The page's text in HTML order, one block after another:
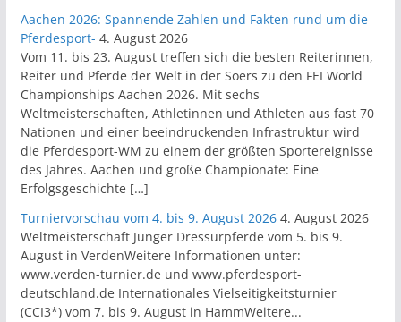
Aachen 2026: Spannende Zahlen und Fakten rund um die
Pferdesport- 4. August 2026
Vom 11. bis 23. August treffen sich die besten Reiterinnen,
Reiter und Pferde der Welt in der Soers zu den FEI World
Championships Aachen 2026. Mit sechs
Weltmeisterschaften, Athletinnen und Athleten aus fast 70
Nationen und einer beeindruckenden Infrastruktur wird
die Pferdesport-WM zu einem der größten Sportereignisse
des Jahres. Aachen und große Championate: Eine
Erfolgsgeschichte […]
Turniervorschau vom 4. bis 9. August 2026 4. August 2026
Weltmeisterschaft Junger Dressurpferde vom 5. bis 9.
August in VerdenWeitere Informationen unter:
www.verden-turnier.de und www.pferdesport-
deutschland.de Internationales Vielseitigkeitsturnier
(CCI3*) vom 7. bis 9. August in HammWeitere...